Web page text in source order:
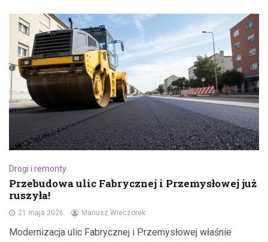
Drogi i remonty
Przebudowa ulic Fabrycznej i Przemysłowej już
ruszyła!
21 maja 2026 Mariusz Wieczorek
Modernizacja ulic Fabrycznej i Przemysłowej właśnie